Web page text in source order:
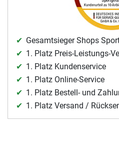
Gesamtsieger Shops
1. Platz Preis-Leistungs-
1. Platz Kundenservice
1. Platz Online-Service
1. Platz Bestell- und
1. Platz Versand /